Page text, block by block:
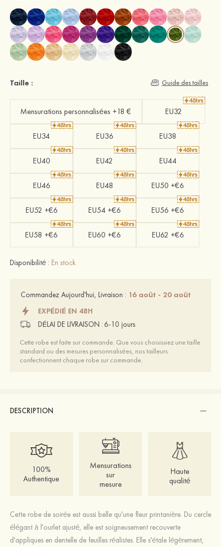
Taille : Guide des tailles
Mensurations personnalisées +18 € EU32
EU34 EU36 EU38
EU40 EU42 EU44
EU46 EU48 EU50 +€6
EU52 +€6 EU54 +€6 EU56 +€6
EU58 +€6 EU60 +€6 EU62 +€6
Disponibilité : En stock
Commandez Aujourd'hui, Livraison : 16 août - 20 août
EXPÉDIÉ EN 48H
DÉLAI DE LIVRAISON : 6-10 jours
Cette robe est faite sur commande. Que vous choisissiez une taille
standard ou des mesures personnalisées, nos tailleurs
confectionnent chaque robe sur commande.
DESCRIPTION
100%
Authentique
Mensurations
sur
mesure
Haute
qualité
Cette robe de soirée est aussi belle qu'une fleur printanière. Du cercle
élégant à l'ourlet ajusté, elle est soigneusement recouverte
d'appliques en dentelle de feuilles réalistes. Elle s'étale légèrement,